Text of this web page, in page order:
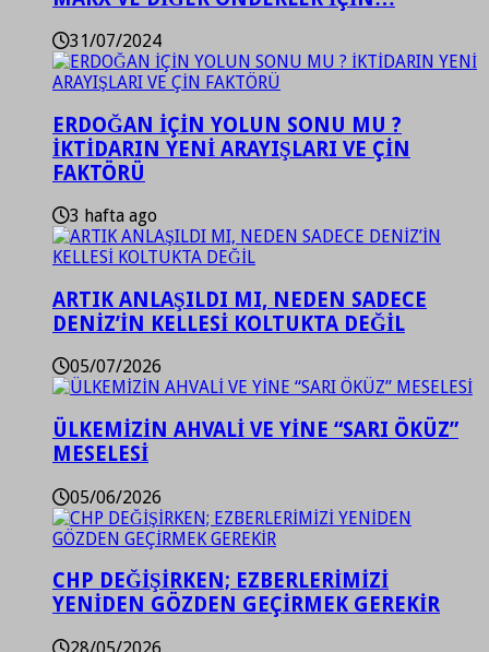
31/07/2024
ERDOĞAN İÇİN YOLUN SONU MU ?
İKTİDARIN YENİ ARAYIŞLARI VE ÇİN
FAKTÖRÜ
3 hafta ago
ARTIK ANLAŞILDI MI, NEDEN SADECE
DENİZ’İN KELLESİ KOLTUKTA DEĞİL
05/07/2026
ÜLKEMİZİN AHVALİ VE YİNE “SARI ÖKÜZ”
MESELESİ
05/06/2026
CHP DEĞİŞİRKEN; EZBERLERİMİZİ
YENİDEN GÖZDEN GEÇİRMEK GEREKİR